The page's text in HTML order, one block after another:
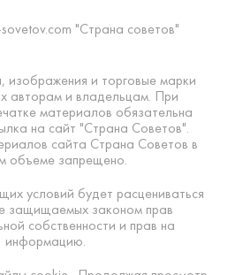
"Страна советов"
изображения и торговые марки
авторам и владельцам. При
материалов обязательна
на сайт "Страна Советов".
сайта Страна Советов в
объеме запрещено.
условий будет расцениваться
защищаемых законом прав
собственности и прав на
информацию.